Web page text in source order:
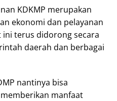
KDKMP merupakan
ekonomi dan pelayanan
ini terus didorong secara
daerah dan berbagai
nantinya bisa
manfaat